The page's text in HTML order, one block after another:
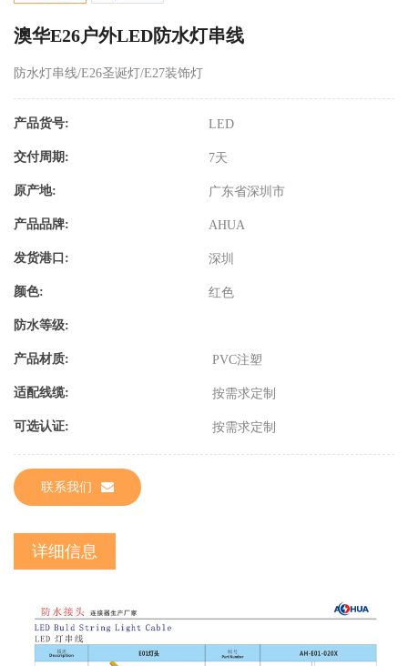
澳华E26户外LED防水灯串线
防水灯串线/E26圣诞灯/E27装饰灯
产品货号: LED
交付周期: 7天
原产地: 广东省深圳市
产品品牌: AHUA
发货港口: 深圳
颜色: 红色
防水等级:
产品材质: PVC注塑
适配线缆: 按需求定制
可选认证: 按需求定制
联系我们
详细信息